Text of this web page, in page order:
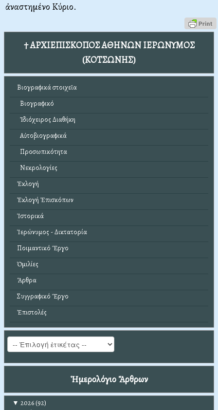
ἀναστημένο Κύριο.
† ΑΡΧΙΕΠΙΣΚΟΠΟΣ ΑΘΗΝΩΝ ΙΕΡΩΝΥΜΟΣ
(ΚΟΤΣΩΝΗΣ)
Βιογραφικά στοιχεῖα
Βιογραφικό
Ἰδιόχειρος Διαθήκη
Αὐτοβιογραφικά
Προσωπικότητα
Νεκρολογίες
Ἐκλογή
Ἐκλογή Ἐπισκόπων
Ἱστορικά
Ἱερώνυμος - Δικτατορία
Ποιμαντικό Ἔργο
Ὁμιλίες
Ἄρθρα
Συγγραφικό Ἔργο
Ἐπιστολές
Ἡμερολόγιο Ἄρθρων
▼ 2026(92)